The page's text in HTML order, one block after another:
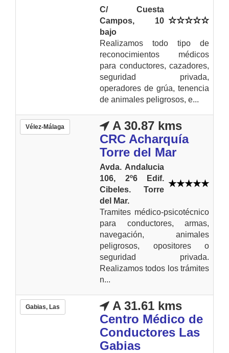
C/ Cuesta
Campos, 10
bajo
Realizamos todo tipo de
reconocimientos médicos
para conductores, cazadores,
seguridad privada,
operadores de grúa, tenencia
de animales peligrosos, e...
Vélez-Málaga
A 30.87 kms
CRC Acharquía
Torre del Mar
Avda. Andalucia
106, 2º6 Edif.
Cibeles. Torre
del Mar.
Tramites médico-psicotécnico
para conductores, armas,
navegación, animales
peligrosos, opositores o
seguridad privada.
Realizamos todos los trámites
n...
Gabias, Las
A 31.61 kms
Centro Médico de
Conductores Las
Gabias